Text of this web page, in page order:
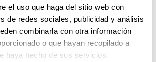
el uso que haga del sitio web con
de redes sociales, publicidad y análisis
combinarla con otra información
o que hayan recopilado a
haya hecho de sus servicios.
de la infancia según la
*Libro: Crea el
para el amor *Lo bueno y
lo malo de...